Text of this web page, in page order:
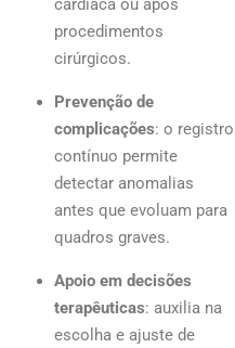
cardíaca ou após
procedimentos
cirúrgicos.
Prevenção de
complicações: o registro
contínuo permite
detectar anomalias
antes que evoluam para
quadros graves.
Apoio em decisões
terapêuticas: auxilia na
escolha e ajuste de